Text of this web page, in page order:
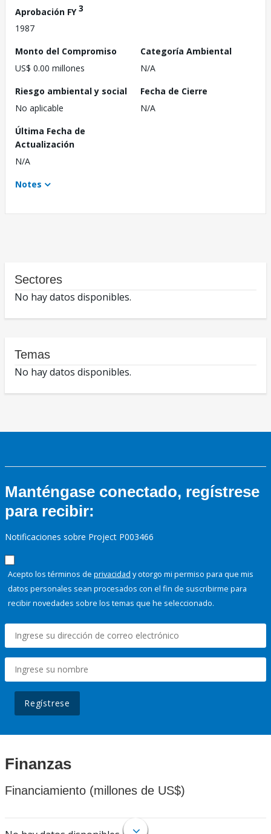
Aprobación FY3
1987
Monto del Compromiso
US$ 0.00 millones
Categoría Ambiental
N/A
Riesgo ambiental y social
No aplicable
Fecha de Cierre
N/A
Última Fecha de
Actualización
N/A
Notes
Sectores
No hay datos disponibles.
Temas
No hay datos disponibles.
Manténgase conectado, regístrese
para recibir:
Notificaciones sobre Project P003466
Acepto los términos de privacidad y otorgo mi permiso para que mis
datos personales sean procesados con el fin de suscribirme para
recibir novedades sobre los temas que he seleccionado.
Regístrese
Finanzas
Financiamiento (millones de US$)